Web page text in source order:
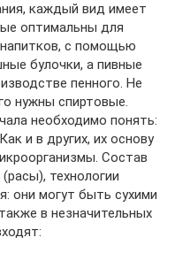
каждый вид имеет
оптимальны для
с помощью
булочки, а пивные
пенного. Не
нужны спиртовые.
необходимо понять:
и в других, их основу
Состав
технологии
они могут быть сухими
в незначительных